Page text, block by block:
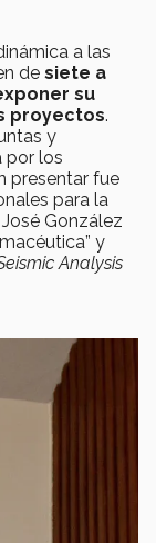
a las
de siete a
su
proyectos.
y
por los
presentar fue
para la
González
y
Analysis